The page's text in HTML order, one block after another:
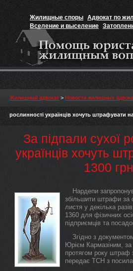
Жилищные споры Адвокат по
Вселение и выселение
Признание прав на жильё
Жилищный адвокат > Новости жилищных
рослинності українців хочуть штрафувати
За підпали сухої
українців хочуть
1300 грн
Нардепи
збільшити штрафи за
листя у декілька
1360 для фізичних
підприємців та
Згідно з
Юрієм Кармазіним,
протягом року штраф
передає ТСН з